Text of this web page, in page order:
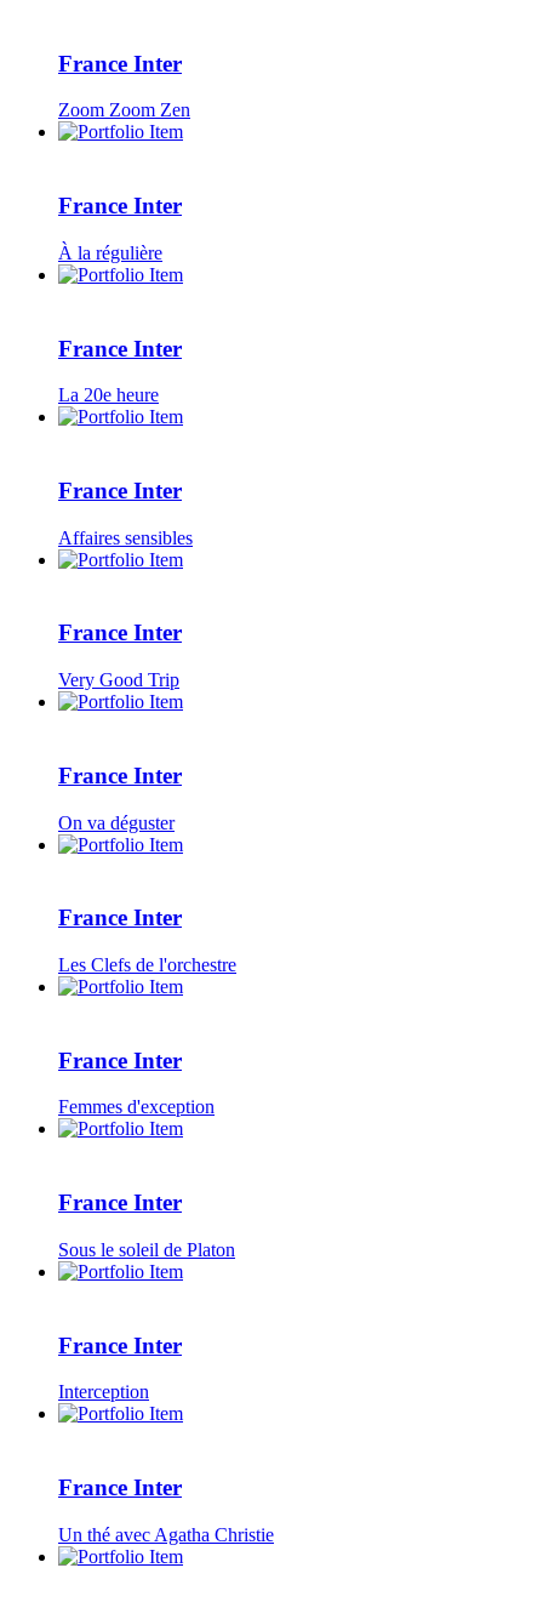
France Inter
Zoom Zoom Zen
France Inter
À la régulière
France Inter
La 20e heure
France Inter
Affaires sensibles
France Inter
Very Good Trip
France Inter
On va déguster
France Inter
Les Clefs de l'orchestre
France Inter
Femmes d'exception
France Inter
Sous le soleil de Platon
France Inter
Interception
France Inter
Un thé avec Agatha Christie